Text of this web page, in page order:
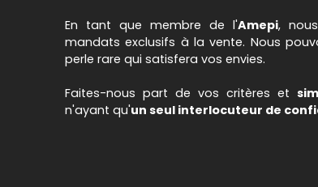
En tant que membre de l'Amepi,
mandats exclusifs à la vente. Nous
perle rare qui satisfera vos envies.
Faites-nous part de vos critères et
n'ayant qu'un seul interlocuteur de